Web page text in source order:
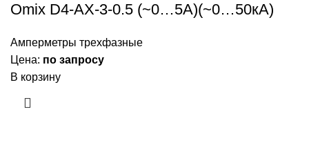
Omix D4-AX-3-0.5 (~0…5А)(~0…50кА)
Амперметры трехфазные
Цена: по запросу
В корзину